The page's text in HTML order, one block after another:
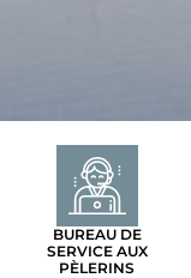
BUREAU DE
SERVICE AUX
PÈLERINS